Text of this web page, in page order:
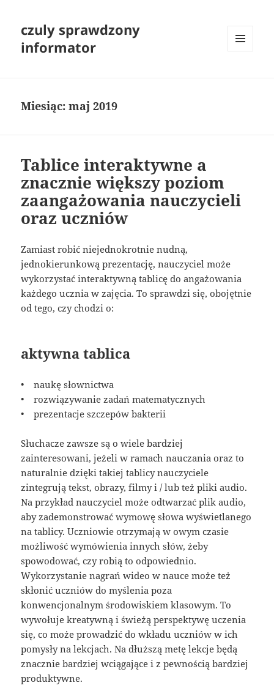
czuly sprawdzony
informator
Miesiąc:maj 2019
Tablice interaktywne a
znacznie większy poziom
zaangażowania nauczycieli
oraz uczniów
Zamiast robić niejednokrotnie nudną,
jednokierunkową prezentację, nauczyciel może
wykorzystać interaktywną tablicę do angażowania
każdego ucznia w zajęcia. To sprawdzi się, obojętnie
od tego, czy chodzi o:
aktywna tablica
• naukę słownictwa
• rozwiązywanie zadań matematycznych
• prezentacje szczepów bakterii
Słuchacze zawsze są o wiele bardziej
zainteresowani, jeżeli w ramach nauczania oraz to
naturalnie dzięki takiej tablicy nauczyciele
zintegrują tekst, obrazy, filmy i / lub też pliki audio.
Na przykład nauczyciel może odtwarzać plik audio,
aby zademonstrować wymowę słowa wyświetlanego
na tablicy. Uczniowie otrzymają w owym czasie
możliwość wymówienia innych słów, żeby
spowodować, czy robią to odpowiednio.
Wykorzystanie nagrań wideo w nauce może też
skłonić uczniów do myślenia poza
konwencjonalnym środowiskiem klasowym. To
wywołuje kreatywną i świeżą perspektywę uczenia
się, co może prowadzić do wkładu uczniów w ich
pomysły na lekcjach. Na dłuższą metę lekcje będą
znacznie bardziej wciągające i z pewnością bardziej
produktywne.